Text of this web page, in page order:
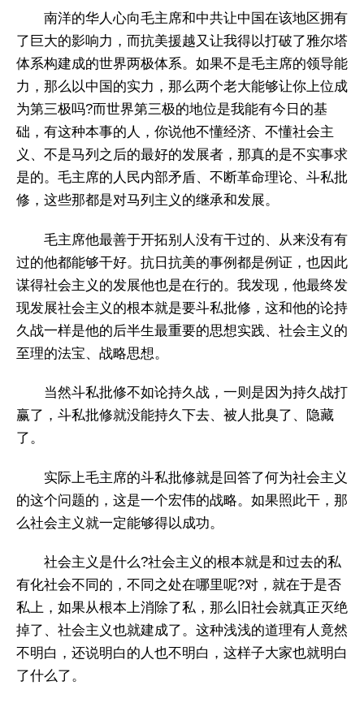
南洋的华人心向毛主席和中共让中国在该地区拥有
了巨大的影响力，而抗美援越又让我得以打破了雅尔塔
体系构建成的世界两极体系。如果不是毛主席的领导能
力，那么以中国的实力，那么两个老大能够让你上位成
为第三极吗?而世界第三极的地位是我能有今日的基
础，有这种本事的人，你说他不懂经济、不懂社会主
义、不是马列之后的最好的发展者，那真的是不实事求
是的。毛主席的人民内部矛盾、不断革命理论、斗私批
修，这些那都是对马列主义的继承和发展。
毛主席他最善于开拓别人没有干过的、从来没有有
过的他都能够干好。抗日抗美的事例都是例证，也因此
谋得社会主义的发展他也是在行的。我发现，他最终发
现发展社会主义的根本就是要斗私批修，这和他的论持
久战一样是他的后半生最重要的思想实践、社会主义的
至理的法宝、战略思想。
当然斗私批修不如论持久战，一则是因为持久战打
赢了，斗私批修就没能持久下去、被人批臭了、隐藏
了。
实际上毛主席的斗私批修就是回答了何为社会主义
的这个问题的，这是一个宏伟的战略。如果照此干，那
么社会主义就一定能够得以成功。
社会主义是什么?社会主义的根本就是和过去的私
有化社会不同的，不同之处在哪里呢?对，就在于是否
私上，如果从根本上消除了私，那么旧社会就真正灭绝
掉了、社会主义也就建成了。这种浅浅的道理有人竟然
不明白，还说明白的人也不明白，这样子大家也就明白
了什么了。